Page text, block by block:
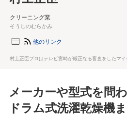
クリーニング業
そうじのむらかみ
他のリンク
村上正臣プロはテレビ宮崎が厳正なる審査をしたマ
メーカーや型式を問
ドラム式洗濯乾燥機